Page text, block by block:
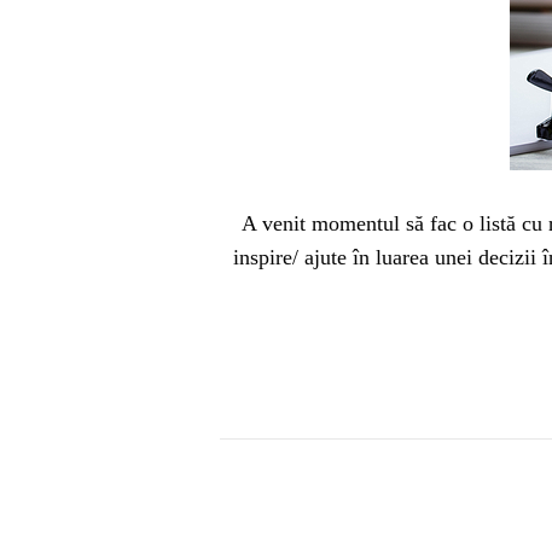
A venit momentul să fac o listă cu
inspire/ ajute în luarea unei decizii